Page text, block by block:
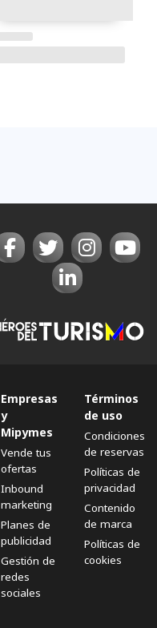
Empresas
y
Mipymes
Vende tus
ofertas
Inbound
marketing
Planes de
publicidad
Gestión de
redes
sociales
Términos
de uso
Condiciones
de reservas
Políticas de
privacidad
Contenido
de marca
Políticas de
cookies